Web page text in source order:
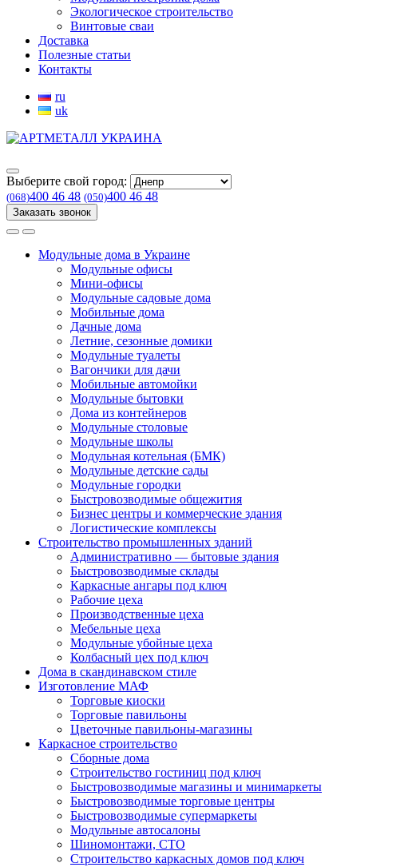
Экологическое строительство
Винтовые сваи
Доставка
Полезные статьи
Контакты
ru
uk
Выберите свой город:
(068)400 46 48 (050)400 46 48
Заказать звонок
Модульные дома в Украине
Модульные офисы
Мини-офисы
Модульные садовые дома
Мобильные дома
Дачные дома
Летние, сезонные домики
Модульные туалеты
Вагончики для дачи
Мобильные автомойки
Модульные бытовки
Дома из контейнеров
Модульные столовые
Модульные школы
Модульная котельная (БМК)
Модульные детские сады
Модульные городки
Быстровозводимые общежития
Бизнес центры и коммерческие здания
Логистические комплексы
Строительство промышленных зданий
Административно — бытовые здания
Быстровозводимые склады
Каркасные ангары под ключ
Рабочие цеха
Производственные цеха
Мебельные цеха
Модульные убойные цеха
Колбасный цех под ключ
Дома в скандинавском стиле
Изготовление МАФ
Торговые киоски
Торговые павильоны
Цветочные павильоны-магазины
Каркасное строительство
Сборные дома
Строительство гостиниц под ключ
Быстровозводимые магазины и минимаркеты
Быстровозводимые торговые центры
Быстровозводимые супермаркеты
Модульные автосалоны
Шиномонтажи, СТО
Строительство каркасных домов под ключ